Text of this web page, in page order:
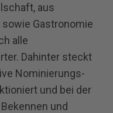
aus
Gastronomie
alle
Dahinter steckt
Nominierungs-
und bei der
und